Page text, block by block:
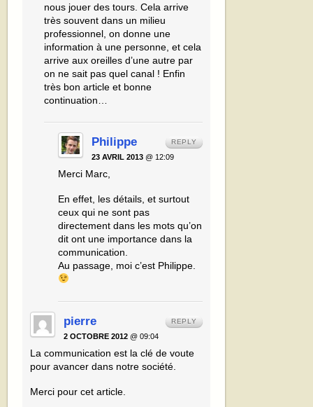
nous jouer des tours. Cela arrive
très souvent dans un milieu
professionnel, on donne une
information à une personne, et cela
arrive aux oreilles d’une autre par
on ne sait pas quel canal ! Enfin
très bon article et bonne
continuation…
Philippe
23 AVRIL 2013 @ 12:09
Merci Marc,
En effet, les détails, et surtout
ceux qui ne sont pas
directement dans les mots qu’on
dit ont une importance dans la
communication.
Au passage, moi c’est Philippe.
REPLY
pierre
2 OCTOBRE 2012 @ 09:04
La communication est la clé de voute
pour avancer dans notre société.
Merci pour cet article.
REPLY